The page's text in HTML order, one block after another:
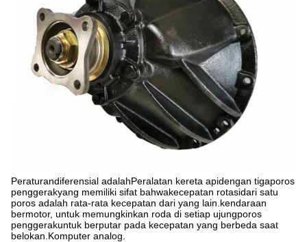
Peraturandiferensial adalahPeralatan kereta apidengan tigaporos
penggerakyang memiliki sifat bahwakecepatan rotasidari satu
poros adalah rata-rata kecepatan dari yang lain. kendaraan
bermotor, untuk memungkinkan roda di setiap ujungporos
penggerakuntuk berputar pada kecepatan yang berbeda saat
belokan. Komputer analog